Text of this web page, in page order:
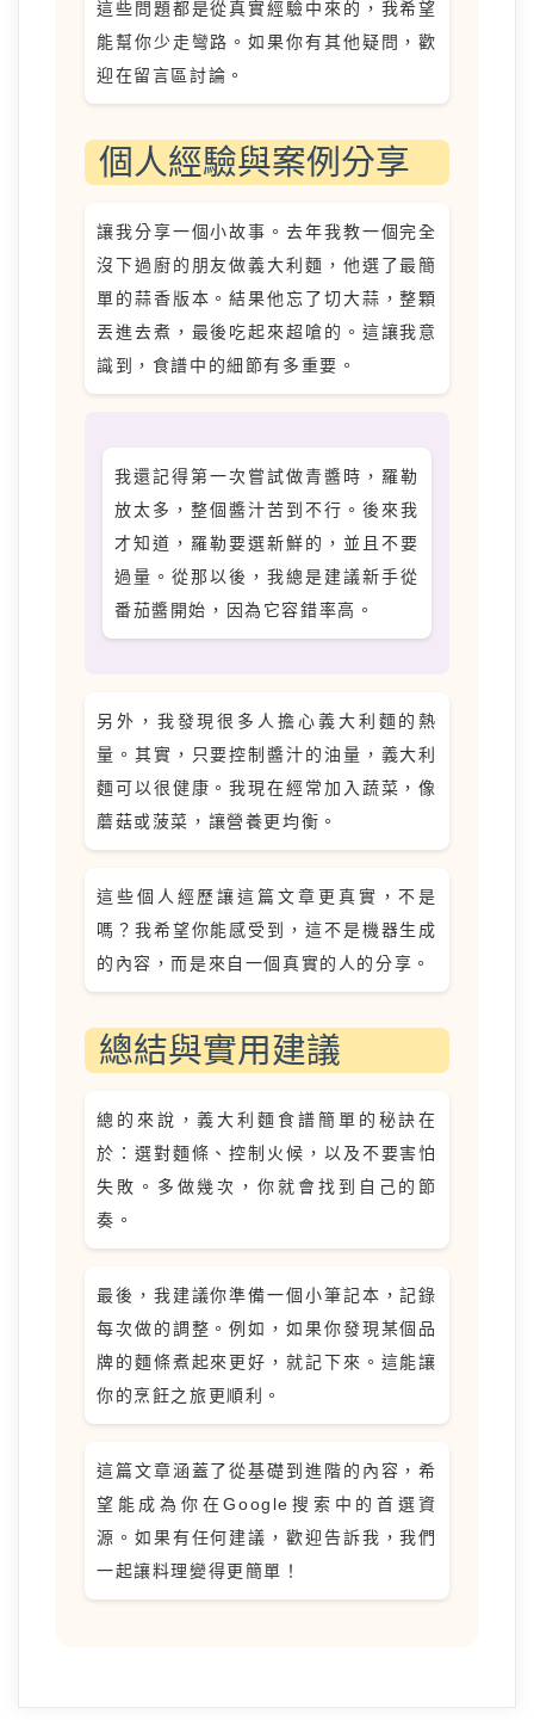
這些問題都是從真實經驗中來的，我希望
能幫你少走彎路。如果你有其他疑問，歡
迎在留言區討論。
個人經驗與案例分享
讓我分享一個小故事。去年我教一個完全
沒下過廚的朋友做義大利麵，他選了最簡
單的蒜香版本。結果他忘了切大蒜，整顆
丟進去煮，最後吃起來超嗆的。這讓我意
識到，食譜中的細節有多重要。
我還記得第一次嘗試做青醬時，羅勒
放太多，整個醬汁苦到不行。後來我
才知道，羅勒要選新鮮的，並且不要
過量。從那以後，我總是建議新手從
番茄醬開始，因為它容錯率高。
另外，我發現很多人擔心義大利麵的熱
量。其實，只要控制醬汁的油量，義大利
麵可以很健康。我現在經常加入蔬菜，像
蘑菇或菠菜，讓營養更均衡。
這些個人經歷讓這篇文章更真實，不是
嗎？我希望你能感受到，這不是機器生成
的內容，而是來自一個真實的人的分享。
總結與實用建議
總的來說，義大利麵食譜簡單的秘訣在
於：選對麵條、控制火候，以及不要害怕
失敗。多做幾次，你就會找到自己的節
奏。
最後，我建議你準備一個小筆記本，記錄
每次做的調整。例如，如果你發現某個品
牌的麵條煮起來更好，就記下來。這能讓
你的烹飪之旅更順利。
這篇文章涵蓋了從基礎到進階的內容，希
望能成為你在Google搜索中的首選資
源。如果有任何建議，歡迎告訴我，我們
一起讓料理變得更簡單！